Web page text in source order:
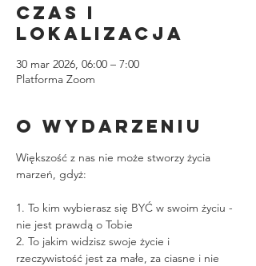
Czas i
lokalizacja
30 mar 2026, 06:00 – 7:00
Platforma Zoom
O wydarzeniu
Większość z nas nie może stworzy życia
marzeń, gdyż:
1. To kim wybierasz się BYĆ w swoim życiu -
nie jest prawdą o Tobie
2. To jakim widzisz swoje życie i
rzeczywistość jest za małe, za ciasne i nie